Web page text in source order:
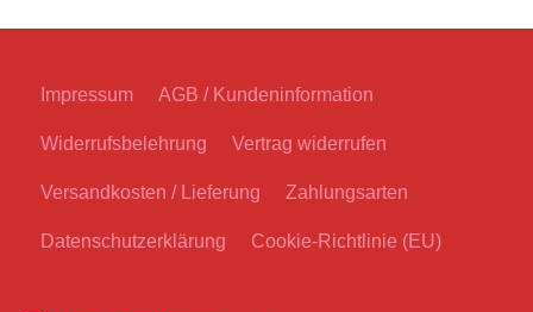
Impressum AGB / Kundeninformation
Widerrufsbelehrung Vertrag widerrufen
Versandkosten / Lieferung Zahlungsarten
Datenschutzerklärung Cookie-Richtlinie (EU)